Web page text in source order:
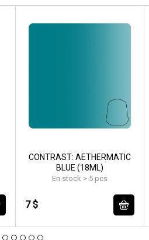
CONTRAST: AETHERMATIC
BLUE (18ML)
En stock > 5 pcs
7 $